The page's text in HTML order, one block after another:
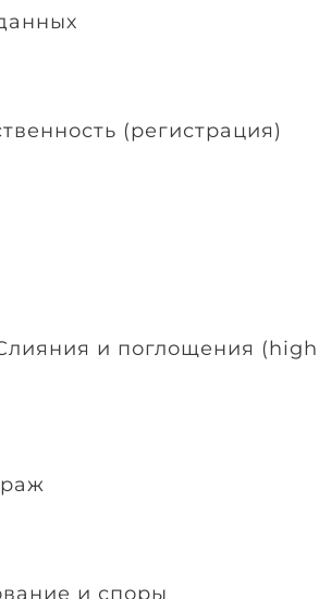
(регистрация)
и поглощения (high
и споры